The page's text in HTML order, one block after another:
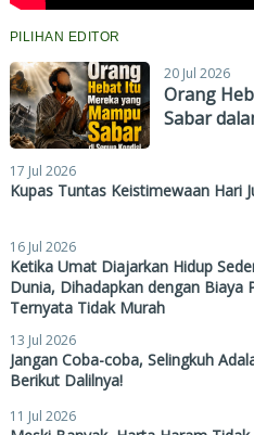
PILIHAN EDITOR
20 Jul 2026
Orang
Sabar
17 Jul 2026
Kupas Tuntas Keistimewaan Hari
16 Jul 2026
Ketika Umat Diajarkan Hidup
Dunia, Dihadapkan dengan Biaya
Ternyata Tidak Murah
13 Jul 2026
Jangan Coba-coba, Selingkuh
Berikut Dalilnya!
11 Jul 2026